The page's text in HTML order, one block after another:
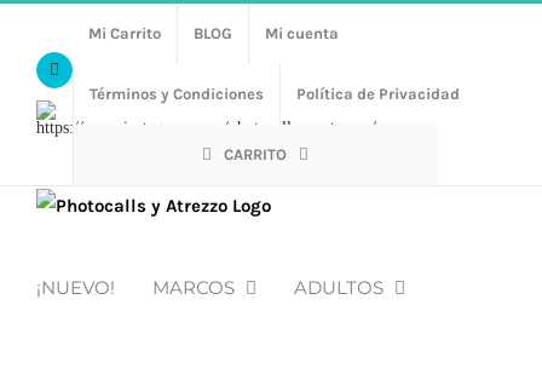
contenidoFacebook
Https://www.instagram.com/photocalls_y_atrezzo/
Mi Carrito BLOG Mi cuenta
Términos y Condiciones Política de Privacidad
CARRITO
¡NUEVO! MARCOS ADULTOS